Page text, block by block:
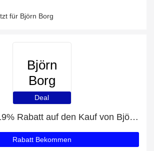
für Björn Borg
Björn
Borg
Deal
Erhalten Sie 19% Rabatt auf den Kauf von Björn Borg
Rabatt Bekommen